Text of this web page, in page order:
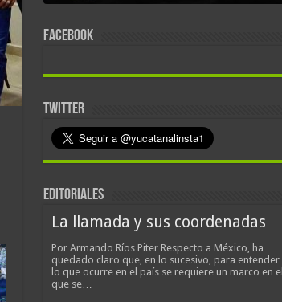
FACEBOOK
TWITTER
EDITORIALES
La llamada y sus coordenadas
Por Armando Ríos Piter Respecto a México, ha
quedado claro que, en lo sucesivo, para entender
lo que ocurre en el país se requiere un marco en el
que se…